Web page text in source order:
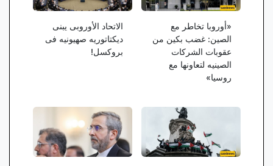
«أوروبا تخاطر مع
الصین: غضب بکین من
عقوبات الشرکات
الصینیه لتعاونها مع
روسیا»
الاتحاد الأوروبی یبنی
دیکتاتوریه صهیونیه فی
بروکسل!